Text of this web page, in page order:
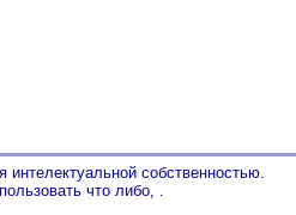
интелектуальной собственностью.
что либо, .